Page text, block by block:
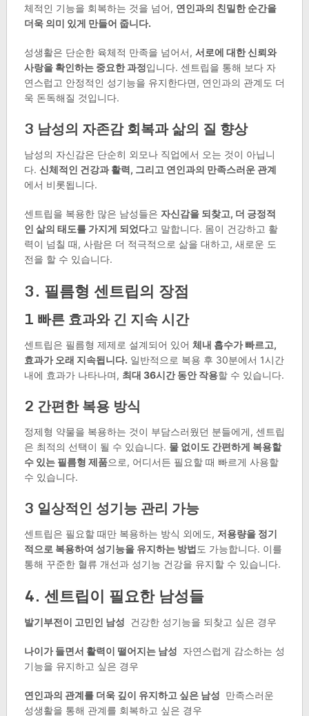
체적인 기능을 회복하는 것을 넘어, 연인과의 친밀한 순간을
더욱 의미 있게 만들어 줍니다.
성생활은 단순한 육체적 만족을 넘어서, 서로에 대한 신뢰와
사랑을 확인하는 중요한 과정입니다. 센트립을 통해 보다 자
연스럽고 안정적인 성기능을 유지한다면, 연인과의 관계도 더
욱 돈독해질 것입니다.
3 남성의 자존감 회복과 삶의 질 향상
남성의 자신감은 단순히 외모나 직업에서 오는 것이 아닙니
다. 신체적인 건강과 활력, 그리고 연인과의 만족스러운 관계
에서 비롯됩니다.
센트립을 복용한 많은 남성들은 자신감을 되찾고, 더 긍정적
인 삶의 태도를 가지게 되었다고 말합니다. 몸이 건강하고 활
력이 넘칠 때, 사람은 더 적극적으로 삶을 대하고, 새로운 도
전을 할 수 있습니다.
3. 필름형 센트립의 장점
1 빠른 효과와 긴 지속 시간
센트립은 필름형 제제로 설계되어 있어 체내 흡수가 빠르고,
효과가 오래 지속됩니다. 일반적으로 복용 후 30분에서 1시간
내에 효과가 나타나며, 최대 36시간 동안 작용할 수 있습니다.
2 간편한 복용 방식
정제형 약물을 복용하는 것이 부담스러웠던 분들에게, 센트립
은 최적의 선택이 될 수 있습니다. 물 없이도 간편하게 복용할
수 있는 필름형 제품으로, 어디서든 필요할 때 빠르게 사용할
수 있습니다.
3 일상적인 성기능 관리 가능
센트립은 필요할 때만 복용하는 방식 외에도, 저용량을 정기
적으로 복용하여 성기능을 유지하는 방법도 가능합니다. 이를
통해 꾸준한 혈류 개선과 성기능 건강을 유지할 수 있습니다.
4. 센트립이 필요한 남성들
발기부전이 고민인 남성 건강한 성기능을 되찾고 싶은 경우
나이가 들면서 활력이 떨어지는 남성 자연스럽게 감소하는 성
기능을 유지하고 싶은 경우
연인과의 관계를 더욱 깊이 유지하고 싶은 남성 만족스러운
성생활을 통해 관계를 회복하고 싶은 경우